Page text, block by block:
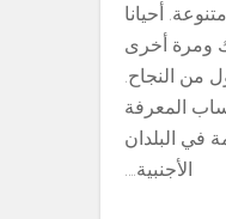
أحيانا
ومرة ​​أخرى
من النجاح.
المعرفة
في البلدان
الأجنبية….